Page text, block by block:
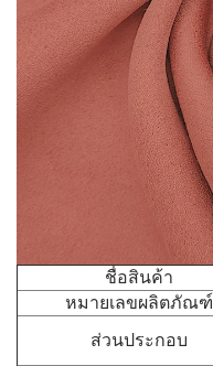
ชื่อสินค้า
หมายเลขผลิตภัณฑ์
ส่วนประกอบ